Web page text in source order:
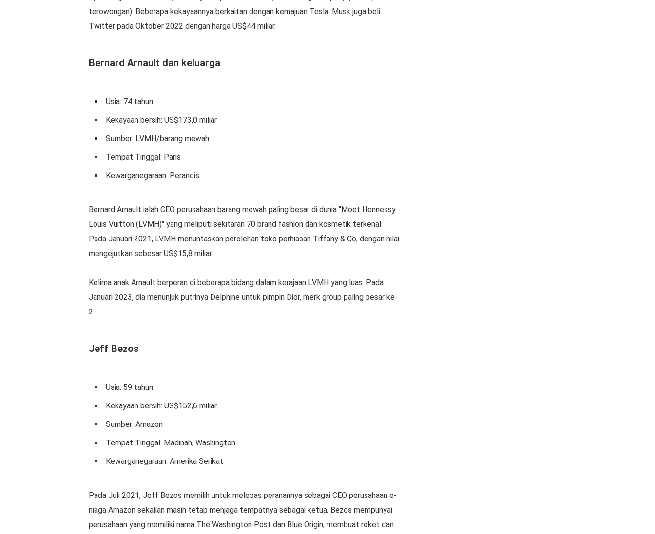
terowongan). Beberapa kekayaannya berkaitan dengan kemajuan Tesla. Musk juga beli
Twitter pada Oktober 2022 dengan harga US$44 miliar.
Bernard Arnault dan keluarga
Usia: 74 tahun
Kekayaan bersih: US$173,0 miliar
Sumber: LVMH/barang mewah
Tempat Tinggal: Paris
Kewarganegaraan: Perancis
Bernard Arnault ialah CEO perusahaan barang mewah paling besar di dunia "Moet Hennessy
Louis Vuitton (LVMH)" yang meliputi sekitaran 70 brand fashion dan kosmetik terkenal.
Pada Januari 2021, LVMH menuntaskan perolehan toko perhiasan Tiffany & Co, dengan nilai
mengejutkan sebesar US$15,8 miliar.
Kelima anak Arnault berperan di beberapa bidang dalam kerajaan LVMH yang luas. Pada
Januari 2023, dia menunjuk putrinya Delphine untuk pimpin Dior, merk group paling besar ke-
2 .
Jeff Bezos
Usia: 59 tahun
Kekayaan bersih: US$152,6 miliar
Sumber: Amazon
Tempat Tinggal: Madinah, Washington
Kewarganegaraan: Amerika Serikat
Pada Juli 2021, Jeff Bezos memilih untuk melepas peranannya sebagai CEO perusahaan e-
niaga Amazon sekalian masih tetap menjaga tempatnya sebagai ketua. Bezos mempunyai
perusahaan yang memiliki nama The Washington Post dan Blue Origin, membuat roket dan